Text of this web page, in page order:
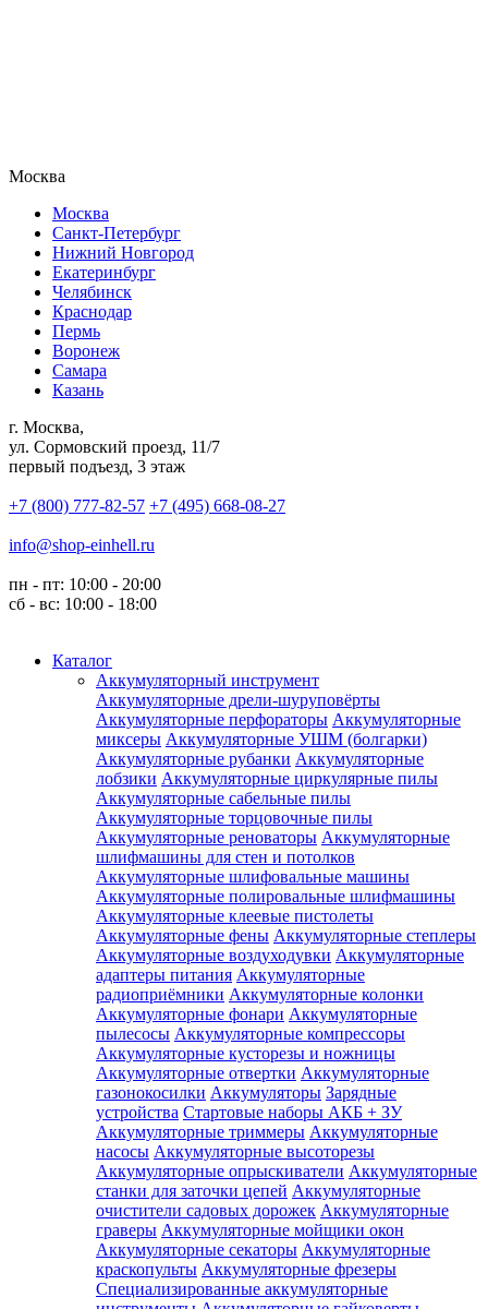
Москва
Москва
Санкт-Петербург
Нижний Новгород
Екатеринбург
Челябинск
Краснодар
Пермь
Воронеж
Самара
Казань
г. Москва,
ул. Сормовский проезд, 11/7
первый подъезд, 3 этаж
+7 (800) 777-82-57 +7 (495) 668-08-27
info@shop-einhell.ru
пн - пт: 10:00 - 20:00
сб - вс: 10:00 - 18:00
Каталог
Аккумуляторный инструмент
Аккумуляторные дрели-шуруповёрты
Аккумуляторные перфораторы Аккумуляторные
миксеры Аккумуляторные УШМ (болгарки)
Аккумуляторные рубанки Аккумуляторные
лобзики Аккумуляторные циркулярные пилы
Аккумуляторные сабельные пилы
Аккумуляторные торцовочные пилы
Аккумуляторные реноваторы Аккумуляторные
шлифмашины для стен и потолков
Аккумуляторные шлифовальные машины
Аккумуляторные полировальные шлифмашины
Аккумуляторные клеевые пистолеты
Аккумуляторные фены Аккумуляторные степлеры
Аккумуляторные воздуходувки Аккумуляторные
адаптеры питания Аккумуляторные
радиоприёмники Аккумуляторные колонки
Аккумуляторные фонари Аккумуляторные
пылесосы Аккумуляторные компрессоры
Аккумуляторные кусторезы и ножницы
Аккумуляторные отвертки Аккумуляторные
газонокосилки Аккумуляторы Зарядные
устройства Стартовые наборы АКБ + ЗУ
Аккумуляторные триммеры Аккумуляторные
насосы Аккумуляторные высоторезы
Аккумуляторные опрыскиватели Аккумуляторные
станки для заточки цепей Аккумуляторные
очистители садовых дорожек Аккумуляторные
граверы Аккумуляторные мойщики окон
Аккумуляторные секаторы Аккумуляторные
краскопульты Аккумуляторные фрезеры
Специализированные аккумуляторные